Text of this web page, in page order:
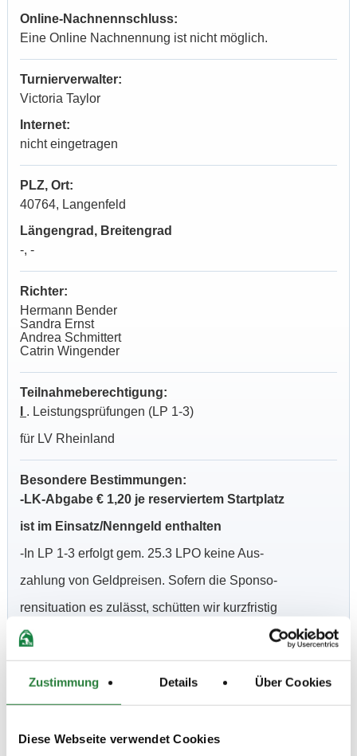
Zustimmung Details Über Cookies
Diese Webseite verwendet Cookies
Online-Nachnennschluss:
Eine Online Nachnennung ist nicht möglich.
Turnierverwalter:
Victoria Taylor
Internet:
nicht eingetragen
PLZ, Ort:
40764, Langenfeld
Längengrad, Breitengrad
-, -
Richter:
Hermann Bender
Sandra Ernst
Andrea Schmittert
Catrin Wingender
Teilnahmeberechtigung:
. Leistungsprüfungen (LP 1-3)
für LV Rheinland
Besondere Bestimmungen:
-LK-Abgabe € 1,20 je reserviertem Startplatz
ist im Einsatz/Nenngeld enthalten
-In LP 1-3 erfolgt gem. 25.3 LPO keine Aus-
zahlung von Geldpreisen. Sofern die Sponso-
rensituation es zulässt, schütten wir kurzfristig
gerne mehr aus
-Bitte beachten Sie die Bestimmungen in
Bezug auf den Coronaschutz, siehe